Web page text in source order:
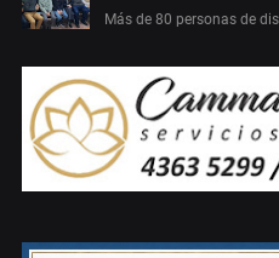
Más de 80 personas de